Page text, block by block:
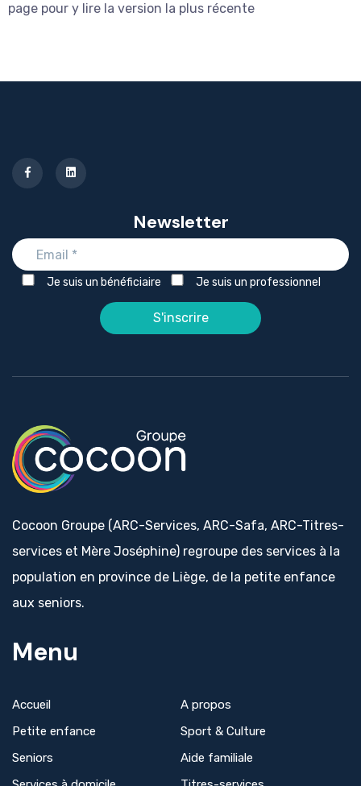
page pour y lire la version la plus récente
Newsletter
Je suis un bénéficiaire Je suis un professionnel
Cocoon Groupe (ARC-Services, ARC-Safa, ARC-Titres-
services et Mère Joséphine) regroupe des services à la
population en province de Liège, de la petite enfance
aux seniors.
Menu
Accueil
A propos
Petite enfance
Sport & Culture
Seniors
Aide familiale